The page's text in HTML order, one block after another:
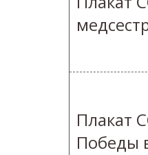
Плакат
Победы